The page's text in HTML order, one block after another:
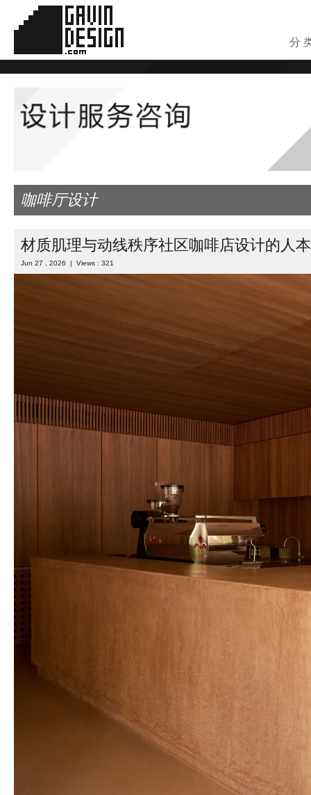
分
咖啡厅设计
材质肌理与动线秩序社区咖啡店设计的人
Jun 27 , 2026 | Views : 321